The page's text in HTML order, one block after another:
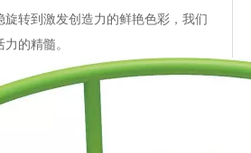
旋转到激发创造力的鲜艳色彩，我们
的精髓。